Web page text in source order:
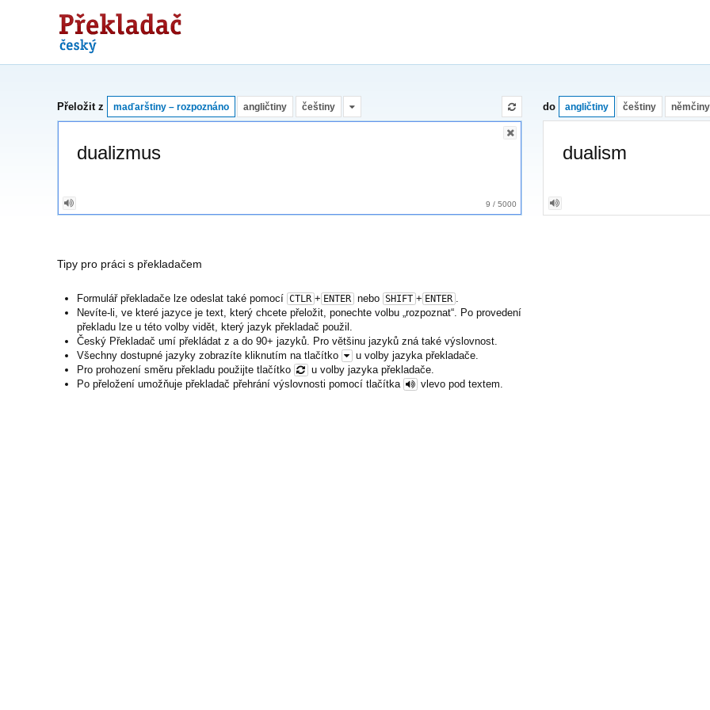
Překladač
Přeložit z maďarštiny – rozpoznáno angličtiny češtiny
9 / 5000
do angličtiny češtiny němčiny
dualism
Tipy pro práci s překladačem
Formulář překladače lze odeslat také pomocí CTLR + ENTER nebo SHIFT + ENTER
Nevíte-li, ve které jazyce je text, který chcete přeložit, ponechte volbu „rozpoznat“. Po provedení
překladu lze u této volby vidět, který jazyk překladač použil.
Český Překladač umí překládat z a do 90+ jazyků. Pro většinu jazyků zná také výslovnost.
Všechny dostupné jazyky zobrazíte kliknutím na tlačítko
u volby jazyka překladače.
Pro prohození směru překladu použijte tlačítko
u volby jazyka překladače.
Po přeložení umožňuje překladač přehrání výslovnosti pomocí tlačítka
vlevo pod textem.